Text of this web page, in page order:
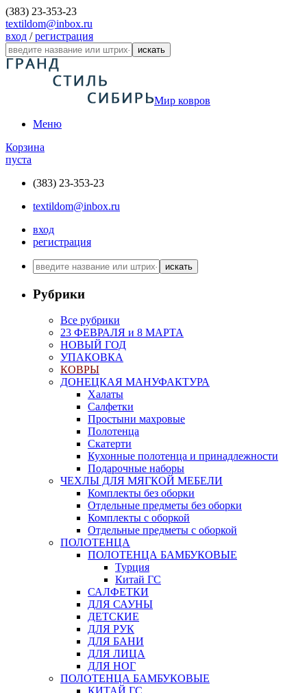
(383) 23-353-23
textildom@inbox.ru
вход /регистрация
искать
Мир ковров
Меню
Корзина
пуста
(383) 23-353-23
textildom@inbox.ru
вход
регистрация
искать
Рубрики
Все рубрики
23 ФЕВРАЛЯ и 8 МАРТА
НОВЫЙ ГОД
УПАКОВКА
КОВРЫ
ДОНЕЦКАЯ МАНУФАКТУРА
Халаты
Салфетки
Простыни махровые
Полотенца
Скатерти
Кухонные полотенца и принадлежности
Подарочные наборы
ЧЕХЛЫ ДЛЯ МЯГКОЙ МЕБЕЛИ
Комплекты без оборки
Отдельные предметы без оборки
Комплекты с оборкой
Отдельные предметы с оборкой
ПОЛОТЕНЦА
ПОЛОТЕНЦА БАМБУКОВЫЕ
Турция
Китай ГС
САЛФЕТКИ
ДЛЯ САУНЫ
ДЕТСКИЕ
ДЛЯ РУК
ДЛЯ БАНИ
ДЛЯ ЛИЦА
ДЛЯ НОГ
ПОЛОТЕНЦА БАМБУКОВЫЕ